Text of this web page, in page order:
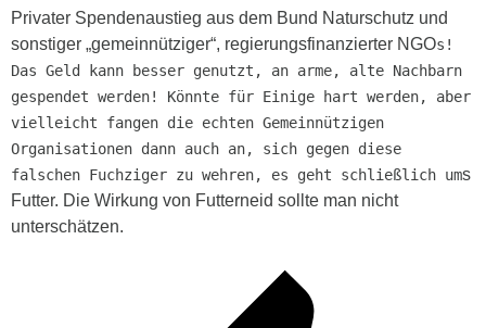
Privater Spendenaustieg aus dem Bund Naturschutz und
sonstiger „gemeinnütziger“, regierungsfinanzierter NGOs!
Das Geld kann besser genutzt, an arme, alte Nachbarn
gespendet werden! Könnte für Einige hart werden, aber
vielleicht fangen die echten Gemeinnützigen
Organisationen dann auch an, sich gegen diese
falschen Fuchziger zu wehren, es geht schließlich ums
Futter. Die Wirkung von Futterneid sollte man nicht
unterschätzen.